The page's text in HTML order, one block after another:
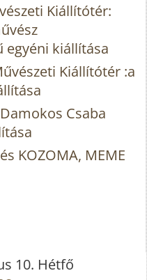
Kiállítótér:
kiállítása
Kiállítótér :a
Csaba
KOZOMA, MEME
10. Hétfő